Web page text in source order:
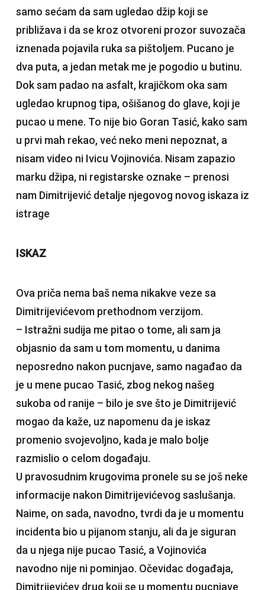
samo sećam da sam ugledao džip koji se
približava i da se kroz otvoreni prozor suvozača
iznenada pojavila ruka sa pištoljem. Pucano je
dva puta, a jedan metak me je pogodio u butinu.
Dok sam padao na asfalt, krajičkom oka sam
ugledao krupnog tipa, ošišanog do glave, koji je
pucao u mene. To nije bio Goran Tasić, kako sam
u prvi mah rekao, već neko meni nepoznat, a
nisam video ni Ivicu Vojinovića. Nisam zapazio
marku džipa, ni registarske oznake – prenosi
nam Dimitrijević detalje njegovog novog iskaza iz
istrage
ISKAZ
Ova priča nema baš nema nikakve veze sa
Dimitrijevićevom prethodnom verzijom.
– Istražni sudija me pitao o tome, ali sam ja
objasnio da sam u tom momentu, u danima
neposredno nakon pucnjave, samo nagađao da
je u mene pucao Tasić, zbog nekog našeg
sukoba od ranije – bilo je sve što je Dimitrijević
mogao da kaže, uz napomenu da je iskaz
promenio svojevoljno, kada je malo bolje
razmislio o celom događaju.
U pravosudnim krugovima pronele su se još neke
informacije nakon Dimitrijevićevog saslušanja.
Naime, on sada, navodno, tvrdi da je u momentu
incidenta bio u pijanom stanju, ali da je siguran
da u njega nije pucao Tasić, a Vojinovića
navodno nije ni pominjao. Očevidac događaja,
Dimitrijevićev drug koji se u momentu pucnjave